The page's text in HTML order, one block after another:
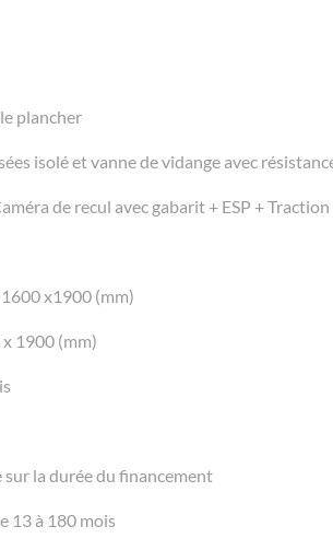
plancher
isolé et vanne de vidange avec
de recul avec gabarit + ESP +
x1900 (mm)
1900 (mm)
la durée du financement
13 à 180 mois